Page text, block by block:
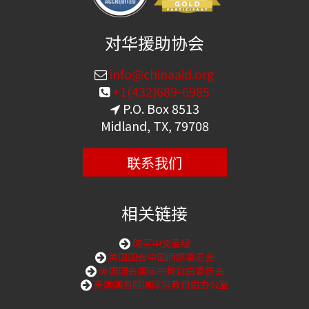
对华援助协会
info@chinaaid.org
+1(432)689-6985
P.O. Box 8513
Midland, TX, 79708
联系我们
相关链接
购买中文圣经
美国国会中国问题委员会
美国国会国际宗教自由委员会
美国国务院国际宗教自由办公室